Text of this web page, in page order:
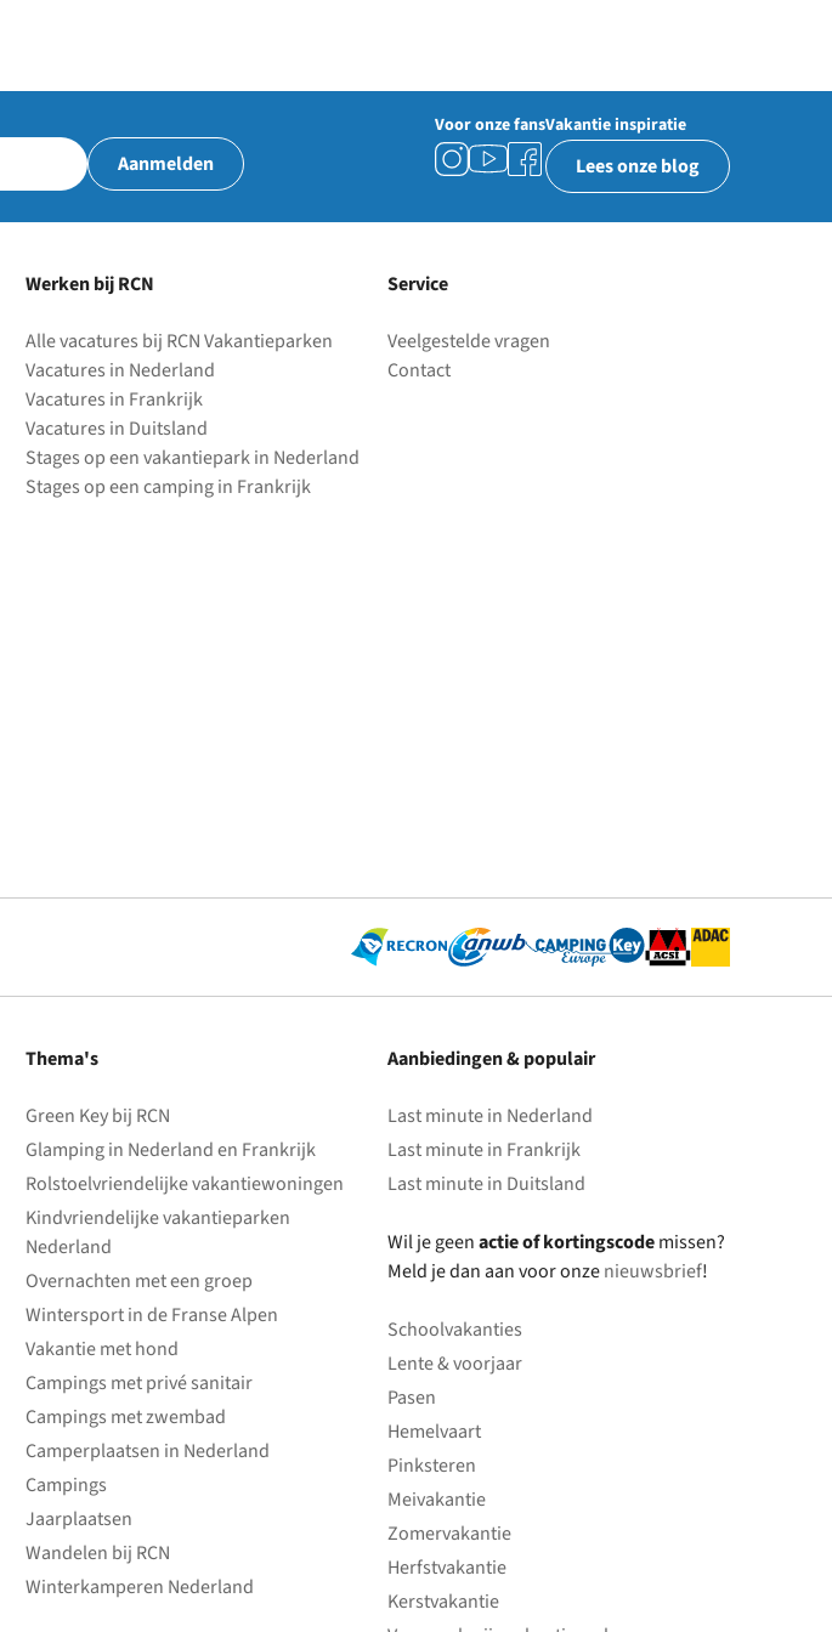
Aanmelden
Voor onze fansVakantie inspiratie
Lees onze blog
Werken bij RCN
Alle vacatures bij RCN Vakantieparken
Vacatures in Nederland
Vacatures in Frankrijk
Vacatures in Duitsland
Stages op een vakantiepark in Nederland
Stages op een camping in Frankrijk
Service
Veelgestelde vragen
Contact
Thema's
Green Key bij RCN
Glamping in Nederland en Frankrijk
Rolstoelvriendelijke vakantiewoningen
Kindvriendelijke vakantieparken
Nederland
Overnachten met een groep
Wintersport in de Franse Alpen
Vakantie met hond
Campings met privé sanitair
Campings met zwembad
Camperplaatsen in Nederland
Campings
Jaarplaatsen
Wandelen bij RCN
Winterkamperen Nederland
Aanbiedingen & populair
Last minute in Nederland
Last minute in Frankrijk
Last minute in Duitsland
Wil je geenactie of kortingscodemissen?
Meld je dan aan voor onzenieuwsbrief!
Schoolvakanties
Lente & voorjaar
Pasen
Hemelvaart
Pinksteren
Meivakantie
Zomervakantie
Herfstvakantie
Kerstvakantie